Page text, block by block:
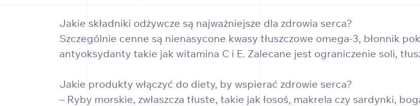
Jakie składniki odżywcze są najważniejsze dla zdrowia serca?
Szczególnie cenne są nienasycone kwasy tłuszczowe omega-3, błonnik
antyoksydanty takie jak witamina C i E. Zalecane jest ograniczenie soli,
Jakie produkty włączyć do diety, by wspierać zdrowie serca?
– Ryby morskie, zwłaszcza tłuste, takie jak łosoś, makrela czy sardynki,